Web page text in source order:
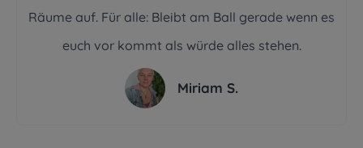
Räume auf. Für alle: Bleibt am Ball gerade wenn es
euch vor kommt als würde alles stehen.
Miriam S.